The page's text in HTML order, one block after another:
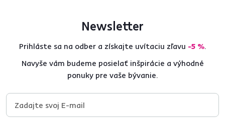
Newsletter
Prihláste sa na odber a získajte uvítaciu zľavu -5 %.
Navyše vám budeme posielať inšpirácie a výhodné
ponuky pre vaše bývanie.